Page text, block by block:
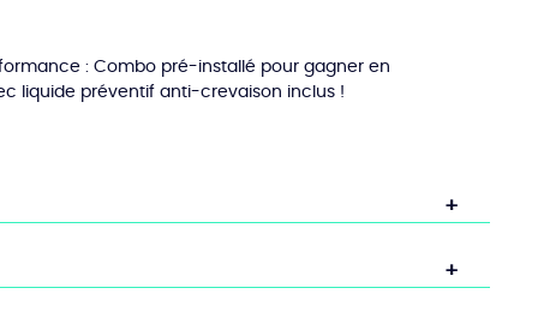
: Combo pré-installé pour gagner en
liquide préventif anti-crevaison inclus !